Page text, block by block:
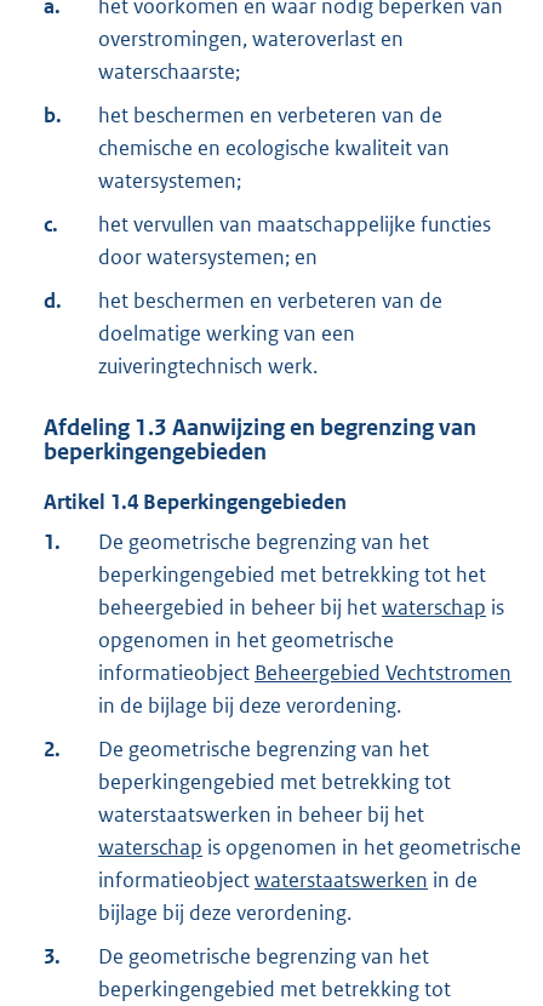
a.
het voorkomen en waar nodig beperken van
overstromingen, wateroverlast en
waterschaarste;
b.
het beschermen en verbeteren van de
chemische en ecologische kwaliteit van
watersystemen;
c.
het vervullen van maatschappelijke functies
door watersystemen; en
d.
het beschermen en verbeteren van de
doelmatige werking van een
zuiveringtechnisch werk.
Afdeling 1.3 Aanwijzing en begrenzing van
beperkingengebieden
Artikel 1.4 Beperkingengebieden
1.
De geometrische begrenzing van het
beperkingengebied met betrekking tot het
beheergebied in beheer bij hetwaterschap is
opgenomen in het geometrische
informatieobject Beheergebied Vechtstromen
in de bijlage bij deze verordening.
2.
De geometrische begrenzing van het
beperkingengebied met betrekking tot
waterstaatswerken in beheer bij het
waterschap is opgenomen in het geometrische
informatieobjectwaterstaatswerken in de
bijlage bij deze verordening.
3.
De geometrische begrenzing van het
beperkingengebied met betrekking tot